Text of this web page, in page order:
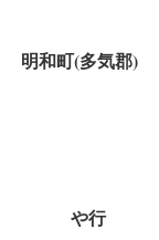
明和町(多気郡)
や行